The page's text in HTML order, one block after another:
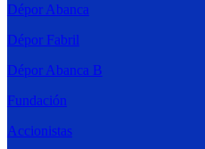
Dépor Abanca
Dépor Fabril
Dépor Abanca B
Fundación
Accionistas